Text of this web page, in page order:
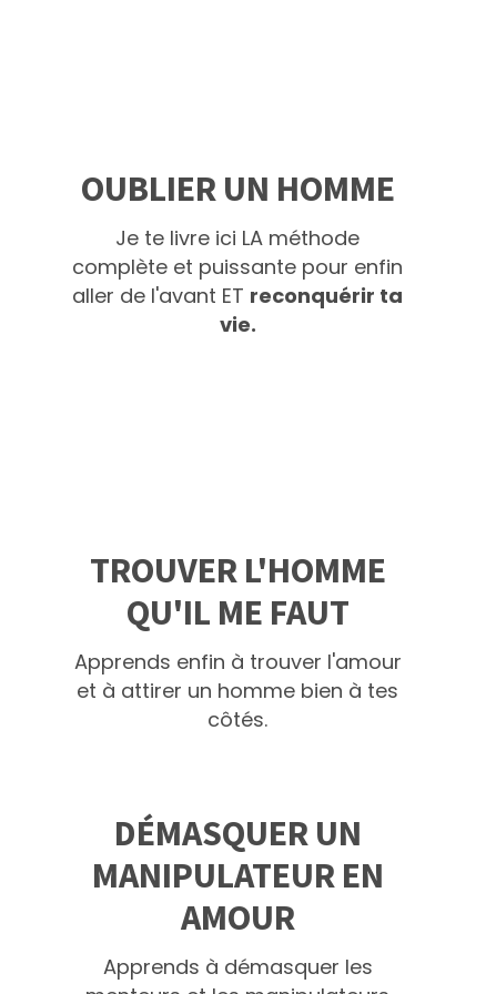
OUBLIER UN HOMME
Je te livre ici LA méthode
complète et puissante pour enfin
aller de l'avant ET reconquérir ta
vie.
TROUVER L'HOMME
QU'IL ME FAUT
Apprends enfin à trouver l'amour
et à attirer un homme bien à tes
côtés.
DÉMASQUER UN
MANIPULATEUR EN
AMOUR
Apprends à démasquer les